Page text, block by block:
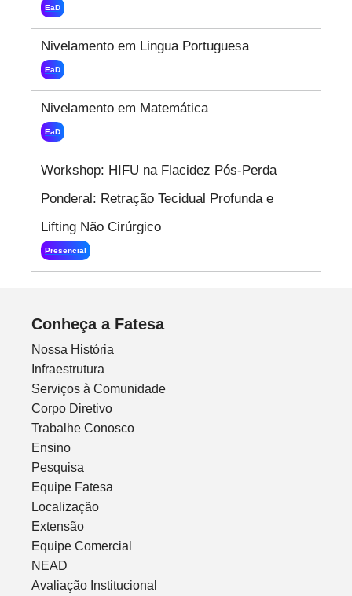
EaD
Nivelamento em Lingua Portuguesa
EaD
Nivelamento em Matemática
EaD
Workshop: HIFU na Flacidez Pós-Perda
Ponderal: Retração Tecidual Profunda e
Lifting Não Cirúrgico
Presencial
Conheça a Fatesa
Nossa História
Infraestrutura
Serviços à Comunidade
Corpo Diretivo
Trabalhe Conosco
Ensino
Pesquisa
Equipe Fatesa
Localização
Extensão
Equipe Comercial
NEAD
Avaliação Institucional